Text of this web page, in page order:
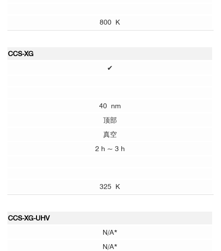
800 K
CCS-XG
✔
40 nm
顶部
真空
2 h ~ 3 h
325 K
CCS-XG-UHV
N/A*
N/A*